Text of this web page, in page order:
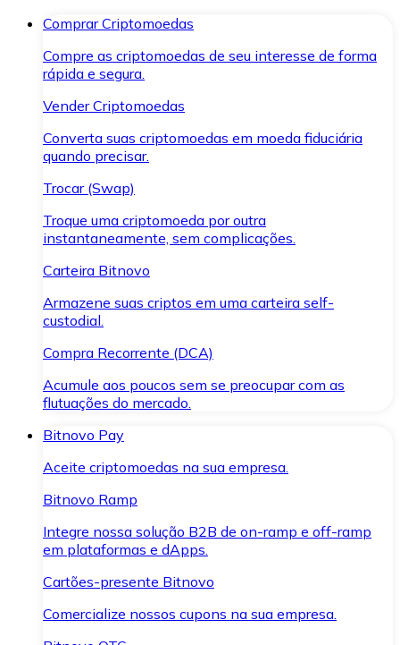
Comprar Criptomoedas
Compre as criptomoedas de seu interesse de forma
rápida e segura.
Vender Criptomoedas
Converta suas criptomoedas em moeda fiduciária
quando precisar.
Trocar (Swap)
Troque uma criptomoeda por outra
instantaneamente, sem complicações.
Carteira Bitnovo
Armazene suas criptos em uma carteira self-
custodial.
Compra Recorrente (DCA)
Acumule aos poucos sem se preocupar com as
flutuações do mercado.
Bitnovo Pay
Aceite criptomoedas na sua empresa.
Bitnovo Ramp
Integre nossa solução B2B de on-ramp e off-ramp
em plataformas e dApps.
Cartões-presente Bitnovo
Comercialize nossos cupons na sua empresa.